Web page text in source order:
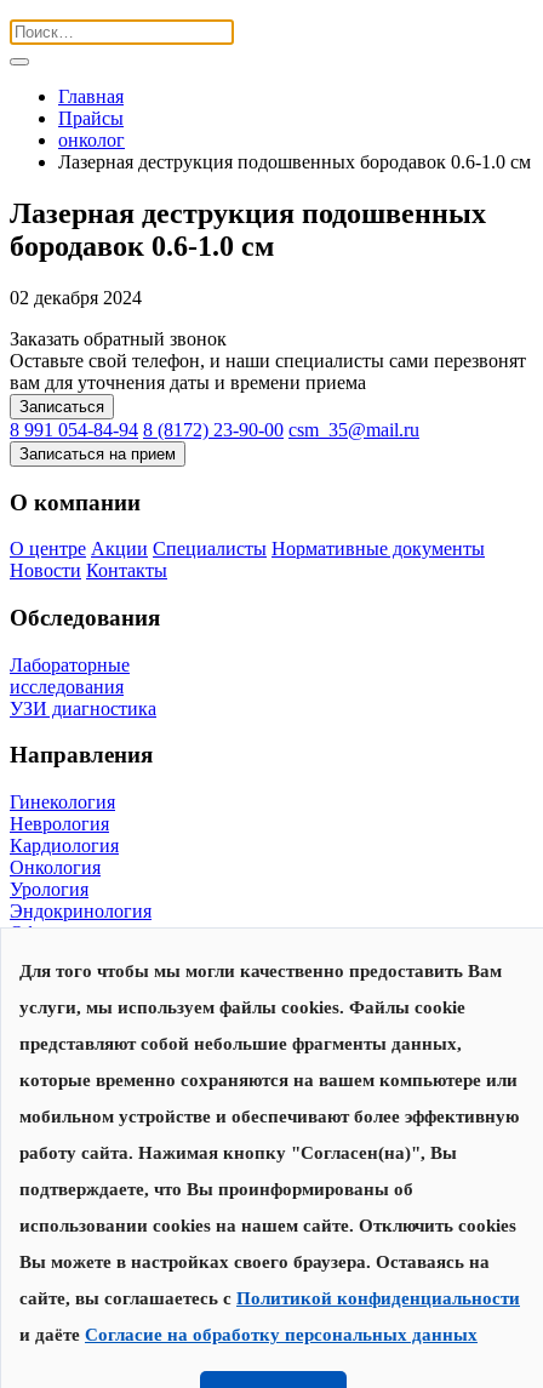
Главная
Прайсы
онколог
Лазерная деструкция подошвенных бородавок 0.6-1.0 см
Лазерная деструкция подошвенных
бородавок 0.6-1.0 см
02 декабря 2024
Заказать обратный звонок
Оставьте свой телефон, и наши специалисты сами перезвонят
вам для уточнения даты и времени приема
Записаться
8 991 054-84-94 8 (8172) 23-90-00 csm_35@mail.ru
Записаться на прием
О компании
О центре Акции Специалисты Нормативные документы
Новости Контакты
Обследования
Лабораторные
исследования
УЗИ диагностика
Направления
Гинекология
Неврология
Кардиология
Онкология
Урология
Эндокринология
Офтальмология
© 2026, Центр современной медицины
согласие на обработку
персональных данных
Сделано в
Запишитесь на прием
времени приема
Записаться на прием
Политикой конфиденциальностиидаю согласие на обработку
персональных данных
Мы свяжемся с Вами в течение 30 минут.
Для того чтобы мы могли качественно предоставить Вам
услуги, мы используем файлы cookies. Файлы cookie
представляют собой небольшие фрагменты данных,
которые временно сохраняются на вашем компьютере или
мобильном устройстве и обеспечивают более эффективную
работу сайта. Нажимая кнопку "Согласен(на)", Вы
подтверждаете, что Вы проинформированы об
использовании cookies на нашем сайте. Отключить cookies
Вы можете в настройках своего браузера. Оставаясь на
сайте, вы соглашаетесь с Политикой конфиденциальности
и даёте Согласие на обработку персональных данных